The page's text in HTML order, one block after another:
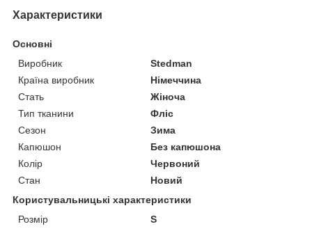
Характеристики
Основні
Виробник
Stedman
Країна виробник
Німеччина
Стать
Жіноча
Тип тканини
Фліс
Сезон
Зима
Капюшон
Без капюшона
Колір
Червоний
Стан
Новий
Користувальницькі характеристики
Розмір
S